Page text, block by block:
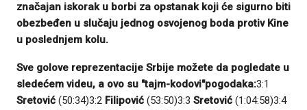
značajan iskorak u borbi za opstanak koji će sigurno biti
obezbeđen u slučaju jednog osvojenog boda protiv Kine
u poslednjem kolu.
Sve golove reprezentacije Srbije možete da pogledate u
sledećem videu, a ovo su "tajm-kodovi"pogodaka:3:1
Sretović (50:34)3:2 Filipović (53:50)3:3 Sretović (1:04:58)3:4